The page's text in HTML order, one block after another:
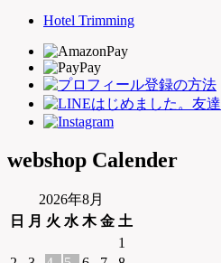
Hotel Trimming
webshop Calender
2026年8月
日
月 火 水 木 金 土
1